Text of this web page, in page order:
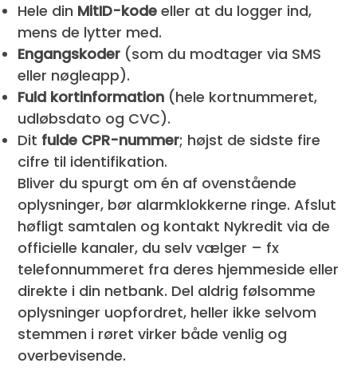
Hele din MitID-kode eller at du logger ind,
mens de lytter med.
Engangskoder (som du modtager via SMS
eller nøgleapp).
Fuld kortinformation (hele kortnummeret,
udløbsdato og CVC).
Dit fulde CPR-nummer; højst de sidste fire
cifre til identifikation.
Bliver du spurgt om én af ovenstående
oplysninger, bør alarmklokkerne ringe. Afslut
høfligt samtalen og kontakt Nykredit via de
officielle kanaler, du selv vælger – fx
telefonnummeret fra deres hjemmeside eller
direkte i din netbank. Del aldrig følsomme
oplysninger uopfordret, heller ikke selvom
stemmen i røret virker både venlig og
overbevisende.